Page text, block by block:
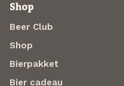
Shop
Beer Club
Shop
Bierpakket
Bier cadeau